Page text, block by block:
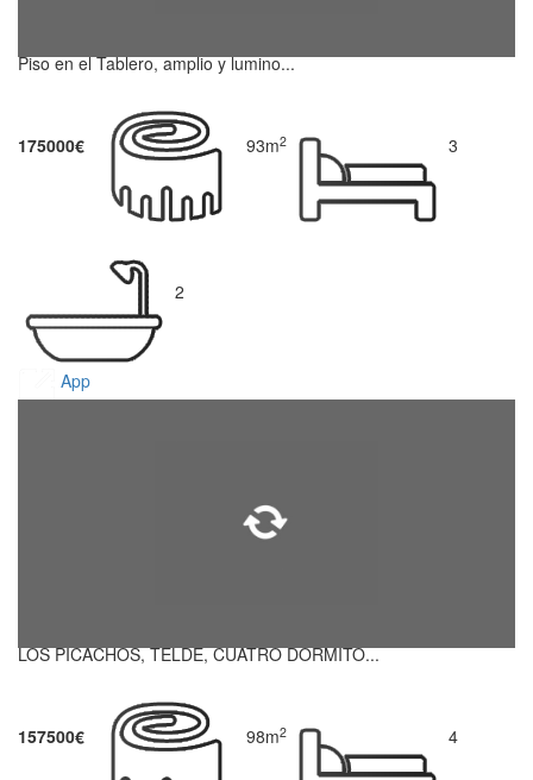
Piso en el Tablero, amplio y lumino...
175000€ 93m2 3
2
App
LOS PICACHOS, TELDE, CUATRO DORMITO...
157500€ 98m2 4